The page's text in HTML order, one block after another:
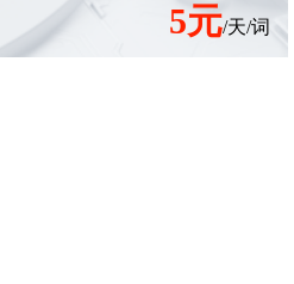
5元/天/词